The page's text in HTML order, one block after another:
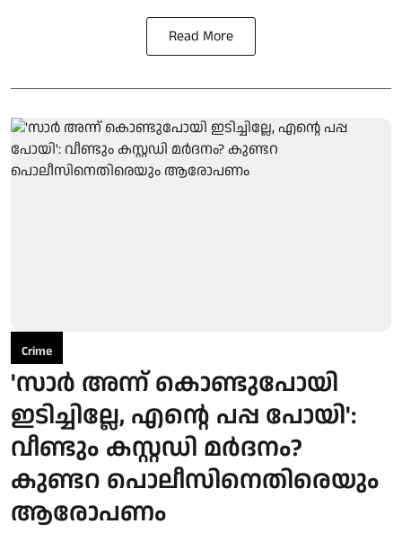
Read More
Crime
'സാർ അന്ന് കൊണ്ടുപോയി
ഇടിച്ചില്ലേ, എന്റെ പപ്പ പോയി':
വീണ്ടും കസ്റ്റഡി മർദനം?
കുണ്ടറ പൊലീസിനെതിരെയും
ആരോപണം